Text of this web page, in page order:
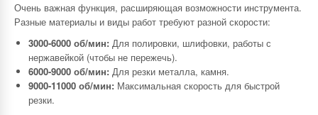
Очень важная функция, расширяющая возможности инструмента.
Разные материалы и виды работ требуют разной скорости:
3000-6000 об/мин: Для полировки, шлифовки, работы с
нержавейкой (чтобы не пережечь).
6000-9000 об/мин: Для резки металла, камня.
9000-11000 об/мин: Максимальная скорость для быстрой
резки.